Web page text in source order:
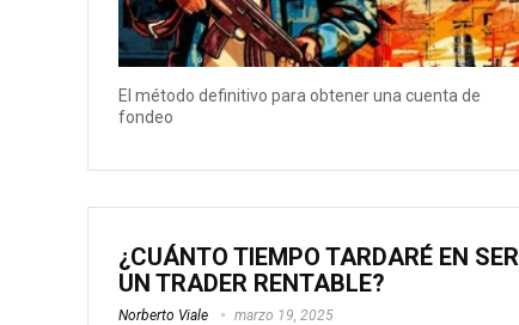
El método definitivo para obtener una cuenta de
fondeo
¿CUÁNTO TIEMPO TARDARÉ EN SER
UN TRADER RENTABLE?
Norberto Viale marzo 19, 2025